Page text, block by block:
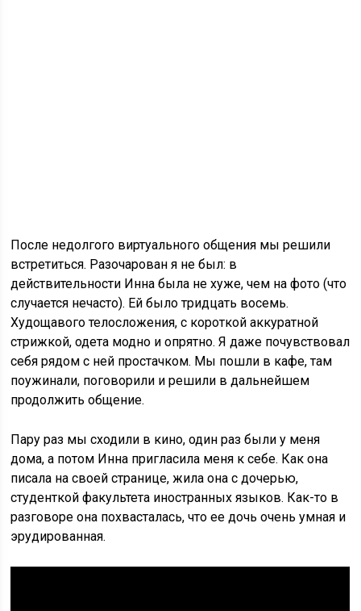
После недолгого виртуального общения мы решили
встретиться. Разочарован я не был: в
действительности Инна была не хуже, чем на фото (что
случается нечасто). Ей было тридцать восемь.
Худощавого телосложения, с короткой аккуратной
стрижкой, одета модно и опрятно. Я даже почувствовал
себя рядом с ней простачком. Мы пошли в кафе, там
поужинали, поговорили и решили в дальнейшем
продолжить общение.
Пару раз мы сходили в кино, один раз были у меня
дома, а потом Инна пригласила меня к себе. Как она
писала на своей странице, жила она с дочерью,
студенткой факультета иностранных языков. Как-то в
разговоре она похвасталась, что ее дочь очень умная и
эрудированная.